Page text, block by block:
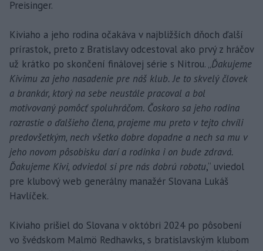
Preisinger.
Kiviaho a jeho rodina očakáva v najbližších dňoch ďalší
prírastok, preto z Bratislavy odcestoval ako prvý z hráčov
už krátko po skončení finálovej série s Nitrou. „Ďakujeme
Kivimu za jeho nasadenie pre náš klub. Je to skvelý človek
a brankár, ktorý na sebe neustále pracoval a bol
motivovaný pomôcť spoluhráčom. Čoskoro sa jeho rodina
rozrastie o ďalšieho člena, prajeme mu preto v tejto chvíli
predovšetkým, nech všetko dobre dopadne a nech sa mu v
jeho novom pôsobisku darí a rodinka i on bude zdravá.
Ďakujeme Kivi, odviedol si pre nás dobrú robotu,“ uviedol
pre klubový web generálny manažér Slovana Lukáš
Havlíček.
Kiviaho prišiel do Slovana v októbri 2024 po pôsobení
vo švédskom Malmö Redhawks, s bratislavským klubom